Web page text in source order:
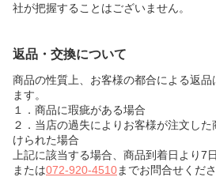
社が把握することはございません。
返品・交換について
商品の性質上、お客様の都合による返
ます。
１．商品に瑕疵がある場合
２．当店の過失によりお客様が注文し
けられた場合
上記に該当する場合、商品到着日より7
または072-920-4510までお問合せくださ